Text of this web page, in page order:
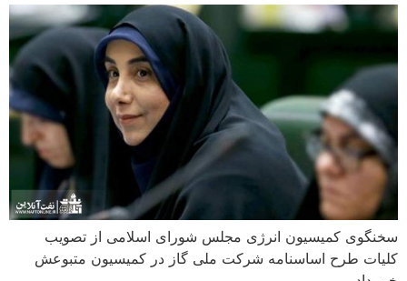
سخنگوی کمیسیون انرژی مجلس شورای اسلامی از تصویب
کلیات طرح اساسنامه شرکت ملی گاز در کمیسیون متبوعش